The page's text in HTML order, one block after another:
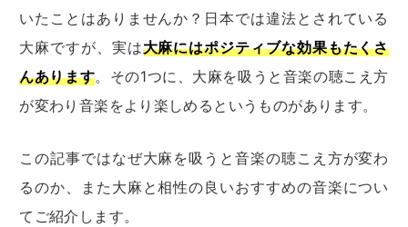
いたことはありませんか？日本では違法とされている
大麻ですが、実は大麻にはポジティブな効果もたくさ
んあります。その1つに、大麻を吸うと音楽の聴こえ方
が変わり音楽をより楽しめるというものがあります。
この記事ではなぜ大麻を吸うと音楽の聴こえ方が変わ
るのか、また大麻と相性の良いおすすめの音楽につい
てご紹介します。